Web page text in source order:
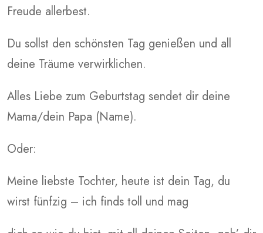
Freude allerbest.
Du sollst den schönsten Tag genießen und all
deine Träume verwirklichen.
Alles Liebe zum Geburtstag sendet dir deine
Mama/dein Papa (Name).
Oder:
Meine liebste Tochter, heute ist dein Tag, du
wirst fünfzig – ich finds toll und mag